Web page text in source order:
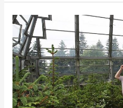
V beskydských
sklenících
roste
čtvrtá
generace
stromů